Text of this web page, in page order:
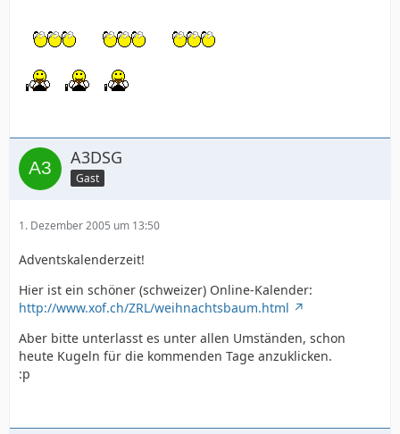
A3DSG
Gast
1. Dezember 2005 um 13:50
Adventskalenderzeit!
Hier ist ein schöner (schweizer) Online-Kalender:
http://www.xof.ch/ZRL/weihnachtsbaum.html
Aber bitte unterlasst es unter allen Umständen, schon
heute Kugeln für die kommenden Tage anzuklicken.
:p